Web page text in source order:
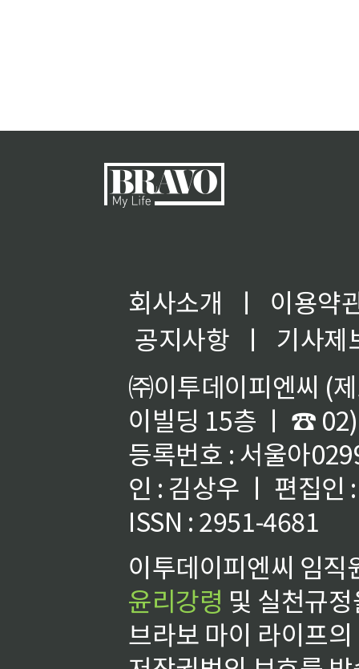
회사소개 ㅣ
이용약
공지사항
ㅣ
기사제
㈜이투데이피엔씨 (
이빌딩 15층 ㅣ ☎
등록번호 : 서울아
인 : 김상우 ㅣ 편집인
ISSN : 2951-4681
이투데이피엔씨 임
윤리강령 및 실천규
브라보 마이 라이프